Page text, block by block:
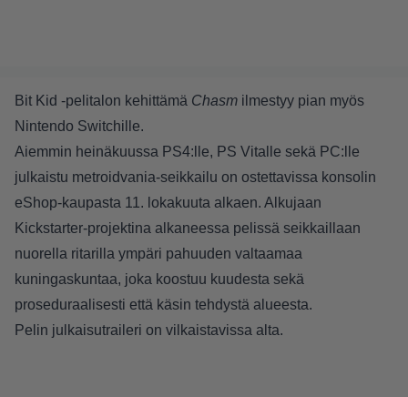
Bit Kid -pelitalon kehittämä Chasm ilmestyy pian myös
Nintendo Switchille.
Aiemmin heinäkuussa PS4:lle, PS Vitalle sekä PC:lle
julkaistu metroidvania-seikkailu on ostettavissa konsolin
eShop-kaupasta 11. lokakuuta alkaen. Alkujaan
Kickstarter-projektina alkaneessa pelissä seikkaillaan
nuorella ritarilla ympäri pahuuden valtaamaa
kuningaskuntaa, joka koostuu kuudesta sekä
proseduraalisesti että käsin tehdystä alueesta.
Pelin julkaisutraileri on vilkaistavissa alta.